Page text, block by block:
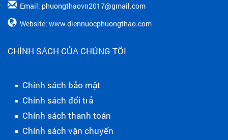
Email: phuongthaovn2017@gmail.com
Website: www.diennuocphuongthao.com
CHÍNH SÁCH CỦA CHÚNG TÔI
Chính sách bảo mật
Chính sách đổi trả
Chính sách thanh toán
Chính sách vận chuyển